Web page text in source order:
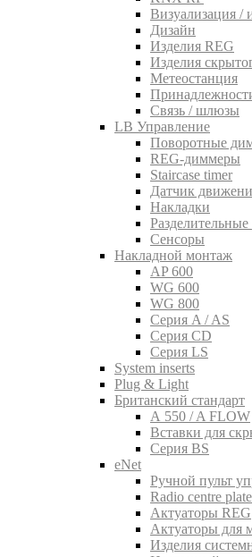
Визуализация /
Дизайн
Изделия REG
Изделия
Метеостанция
Связь / шлюзы
LB Управление
Поворотные
REG-диммеры
Staircase timer
Датчик
Накладки
Разделительные
Сенсоры
Накладной монтаж
AP 600
WG 600
WG 800
Серия A / AS
Серия CD
Серия LS
System inserts
Plug & Light
Британский стандарт
A 550 / A FLOW
Вставки для
Серия BS
eNet
Pучной пульт
Radio centre
Актуаторы REG
Актуаторы для
Изделия